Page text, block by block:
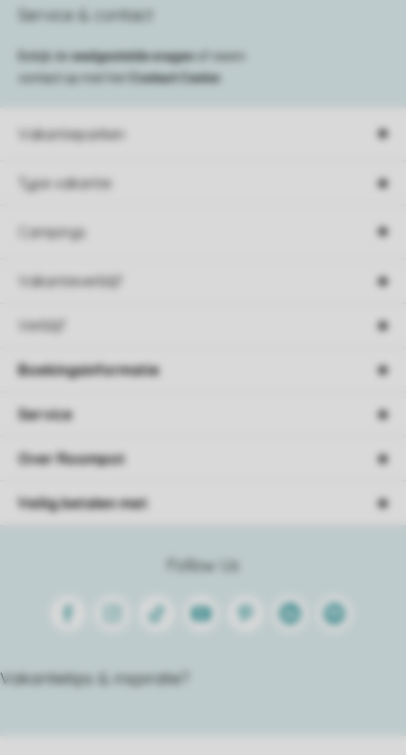
Vakantieparken
Type vakantie
Campings
Vakantieverblijf
Verblijf
Service & contact
Bekijk de veelgestelde vragen
of neem
contact op met het
Contact Center
Follow Us
FacebookInstagram
Tiktok Youtube PinterestLinkedinSpotify
Vakantietips & inspiratie?
Boekingsinformatie
Service
Over Roompot
Veilig betalen met